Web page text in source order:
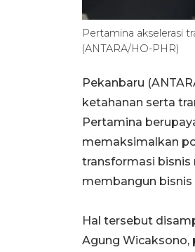
Pertamina akselerasi
(ANTARA/HO-PHR)
Pekanbaru
ketahanan serta
Pertamina
memaksimalkan
transformasi bisnis
membangun bisnis
Hal tersebut
Agung Wicaksono,